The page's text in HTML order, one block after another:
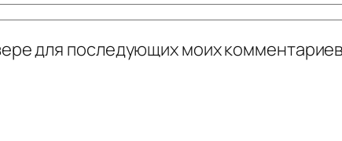
для последующих моих